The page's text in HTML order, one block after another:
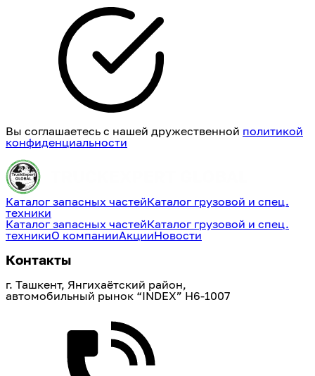
Вы соглашаетесь с нашей дружественной политикой
конфиденциальности
Каталог запасных частейКаталог грузовой и спец.
техники
Каталог запасных частейКаталог грузовой и спец.
техникиО компанииАкцииНовости
Контакты
г. Ташкент, Янгихаётский район,
автомобильный рынок “INDEX” H6-1007